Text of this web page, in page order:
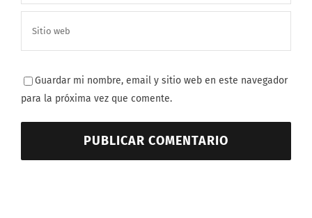
Guardar mi nombre, email y sitio web en este navegador
para la próxima vez que comente.